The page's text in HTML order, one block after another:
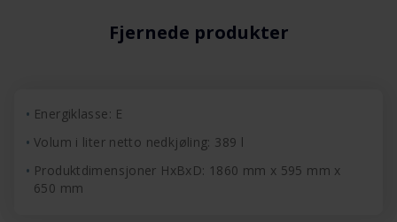
Fjernede produkter
Energiklasse: E
Volum i liter netto nedkjøling: 389 l
Produktdimensjoner HxBxD: 1860 mm x 595 mm x
650 mm